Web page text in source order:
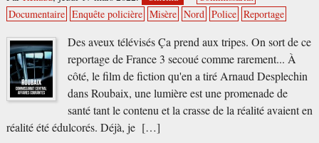
Documentaire Enquête policière Misère Nord Police Reportage
Des aveux télévisés Ça prend aux tripes. On sort de ce
reportage de France 3 secoué comme rarement... À
côté, le film de fiction qu'en a tiré Arnaud Desplechin
dans Roubaix, une lumière est une promenade de
santé tant le contenu et la crasse de la réalité avaient en
réalité été édulcorés. Déjà, je […]